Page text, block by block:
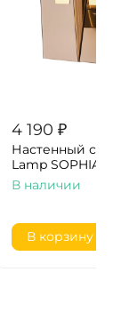
4 190 ₽
Настенный
Lamp SOPHIA
В наличии
В корзину